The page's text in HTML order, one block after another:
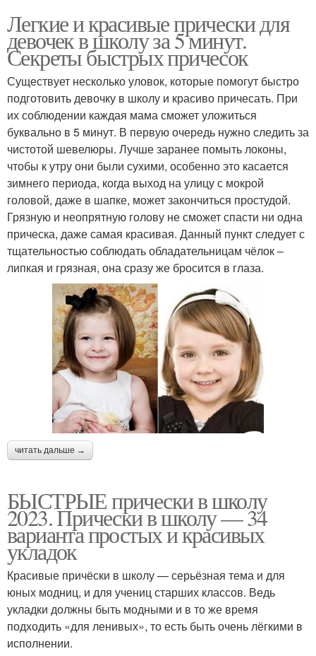
Легкие и красивые прически для
девочек в школу за 5 минут.
Секреты быстрых причесок
Существует несколько уловок, которые помогут быстро
подготовить девочку в школу и красиво причесать. При
их соблюдении каждая мама сможет уложиться
буквально в 5 минут. В первую очередь нужно следить за
чистотой шевелюры. Лучше заранее помыть локоны,
чтобы к утру они были сухими, особенно это касается
зимнего периода, когда выход на улицу с мокрой
головой, даже в шапке, может закончиться простудой.
Грязную и неопрятную голову не сможет спасти ни одна
прическа, даже самая красивая. Данный пункт следует с
тщательностью соблюдать обладательницам чёлок –
липкая и грязная, она сразу же бросится в глаза.
читать дальше →
БЫСТРЫЕ прически в школу
2023. Прически в школу — 34
варианта простых и красивых
укладок
Красивые причёски в школу — серьёзная тема и для
юных модниц, и для учениц старших классов. Ведь
укладки должны быть модными и в то же время
подходить «для ленивых», то есть быть очень лёгкими в
исполнении.